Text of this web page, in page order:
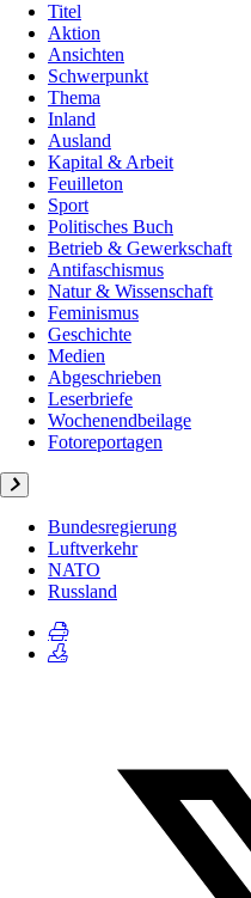
Titel
Aktion
Ansichten
Schwerpunkt
Thema
Inland
Ausland
Kapital & Arbeit
Feuilleton
Sport
Politisches Buch
Betrieb & Gewerkschaft
Antifaschismus
Natur & Wissenschaft
Feminismus
Geschichte
Medien
Abgeschrieben
Leserbriefe
Wochenendbeilage
Fotoreportagen
Bundesregierung
Luftverkehr
NATO
Russland